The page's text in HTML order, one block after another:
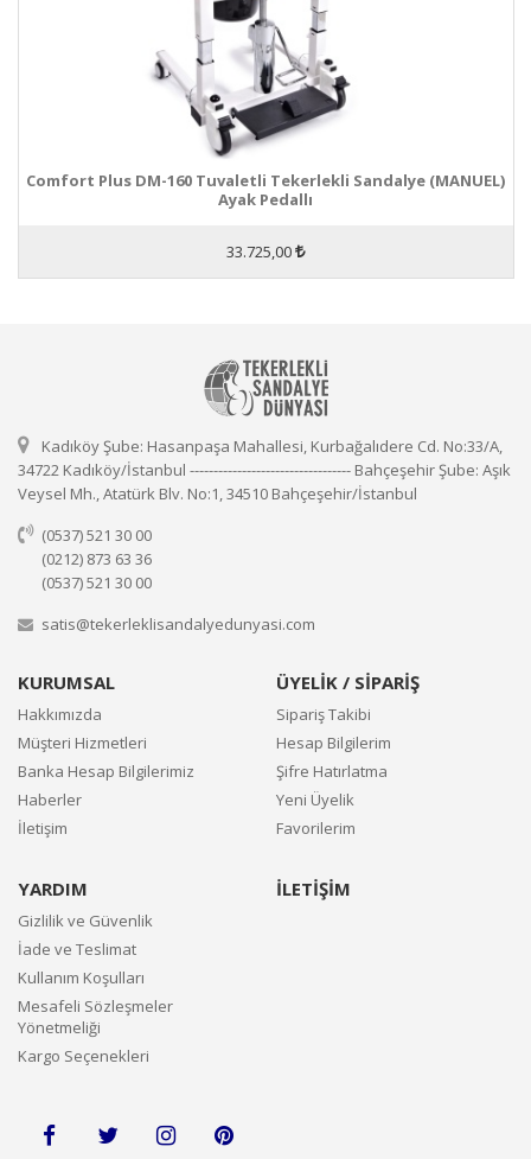
Comfort Plus DM-160 Tuvaletli Tekerlekli Sandalye (MANUEL)
Ayak Pedallı
33.725,00
Kadıköy Şube: Hasanpaşa Mahallesi, Kurbağalıdere Cd. No:33/A,
34722 Kadıköy/İstanbul ---------------------------------- Bahçeşehir Şube: Aşık
Veysel Mh., Atatürk Blv. No:1, 34510 Bahçeşehir/İstanbul
(0537) 521 30 00
(0212) 873 63 36
(0537) 521 30 00
satis@tekerleklisandalyedunyasi.com
KURUMSAL
Hakkımızda
Müşteri Hizmetleri
Banka Hesap Bilgilerimiz
Haberler
İletişim
ÜYELİK / SİPARİŞ
Sipariş Takibi
Hesap Bilgilerim
Şifre Hatırlatma
Yeni Üyelik
Favorilerim
YARDIM
Gizlilik ve Güvenlik
İade ve Teslimat
Kullanım Koşulları
Mesafeli Sözleşmeler
Yönetmeliği
Kargo Seçenekleri
İLETİŞİM